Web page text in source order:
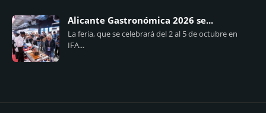
Alicante Gastronómica 2026 se...
La feria, que se celebrará del 2 al 5 de octubre en
IFA...